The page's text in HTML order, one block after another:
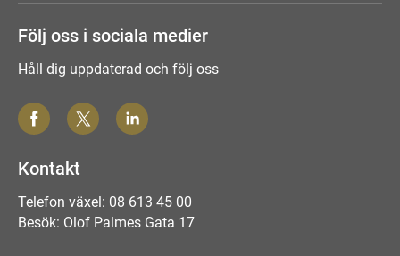
Följ oss i sociala medier
Håll dig uppdaterad och följ oss
Kontakt
Telefon växel: 08 613 45 00
Besök: Olof Palmes Gata 17